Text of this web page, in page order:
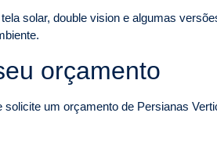
solar, double vision e algumas
orçamento
solicite um orçamento de Persianas